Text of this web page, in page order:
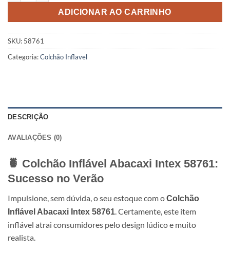
ADICIONAR AO CARRINHO
SKU: 58761
Categoria:Colchão Inflavel
DESCRIÇÃO
AVALIAÇÕES (0)
🍍 Colchão Inflável Abacaxi Intex 58761:
Sucesso no Verão
Impulsione, sem dúvida, o seu estoque com oColchão
Inflável Abacaxi Intex 58761. Certamente, este item
inflável atrai consumidores pelo design lúdico e muito
realista.